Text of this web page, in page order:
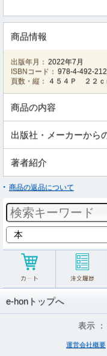
商品情報
出版年月： 2022年7月
ISBNコード： 978-4-492-
頁数・縦：
４５４Ｐ ２２ｃ
商品の内容
出版社・メーカーから
著者紹介
商品の返品について
e-honトップへ
表示 ：
運営会社概要